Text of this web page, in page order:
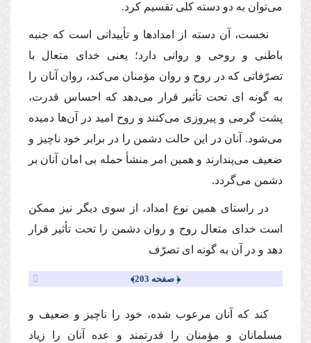
مى‌توان به دو دسته كلى تقسیم كرد.
نخست،
آن دسته از امدادها و تأییداتى است كه جنبه
باطنى و روحى و روانى دارد؛ یعنى خداى متعال با
تصرّفاتى كه در روح و روان مؤمنان مى‌كند، روان آنان را
به گونه اى تحت تأثیر قرار مى‌دهد كه احساس قدرت،
پشت گرمى و پیروزى مى‌كنند و روح امید در آن‌ها دمیده
مى‌شود. آنان در این حالت دشمن را در برابر خود ناچیز و
ضعیف مى‌پندارند و همین امر منشأ حمله بى امان آنان بر
دشمن مى‌گردد.
در راستاى همین نوع امداد، از سوى دیگر نیز ممكن
است خداى متعال روح و روان دشمن را تحت تأثیر قرار
دهد و در آن به گونه اى تصرّف
﴿ صفحه 203﴾
كند كه آنان مرعوب شده، خود را ناچیز و ضعیف و
مسلمانان و مؤمنان را قدرتمند و عده آنان را زیاد